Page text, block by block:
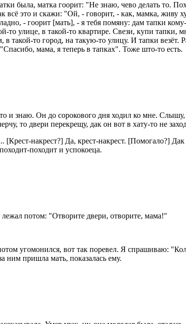
была, матка гоорит: "Не знаю, чево делать то.
всё это и скажи: "Ой, - говорит, - как, мамка, живу
- гоорит [мать], - я тебя помяну: дам тапки
то улице, в такой-то квартире. Свези, купи тапки,
то город, на такую-то улицу. И тапки везёт.
мама, я теперь в тапках". Тоже што-то есть.
и знаю. Он до сорокового дня ходил ко мне. Слышу,
то двери перекрещу, дак он вот в хату-то не
накрест?] Да, крест-накрест. [Помогало?]
походит и успокоеца.
лежал потом: "Отворите двери, отворите, мама!"
угомонился, вот так поревел. Я спрашиваю:
ним пришла мать, показалась ему.